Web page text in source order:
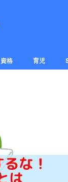
資格 育児